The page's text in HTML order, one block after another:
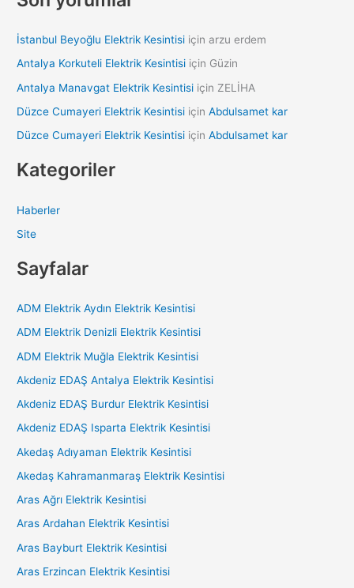
İstanbul Beyoğlu Elektrik Kesintisi içinarzu erdem
Antalya Korkuteli Elektrik Kesintisi için Güzin
Antalya Manavgat Elektrik Kesintisi için ZELİHA
Düzce Cumayeri Elektrik Kesintisi içinAbdulsamet kar
Düzce Cumayeri Elektrik Kesintisi içinAbdulsamet kar
Kategoriler
Haberler
Site
Sayfalar
ADM Elektrik Aydın Elektrik Kesintisi
ADM Elektrik Denizli Elektrik Kesintisi
ADM Elektrik Muğla Elektrik Kesintisi
Akdeniz EDAŞ Antalya Elektrik Kesintisi
Akdeniz EDAŞ Burdur Elektrik Kesintisi
Akdeniz EDAŞ Isparta Elektrik Kesintisi
Akedaş Adıyaman Elektrik Kesintisi
Akedaş Kahramanmaraş Elektrik Kesintisi
Aras Ağrı Elektrik Kesintisi
Aras Ardahan Elektrik Kesintisi
Aras Bayburt Elektrik Kesintisi
Aras Erzincan Elektrik Kesintisi